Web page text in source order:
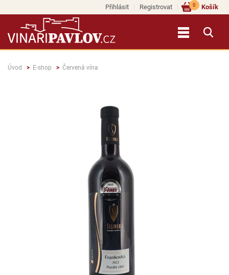
Přihlásit Registrovat Košík
0
Úvod E-shop Červená vína